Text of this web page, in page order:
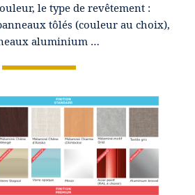
le type de revêtement :
tôlés (couleur au choix),
aluminium …